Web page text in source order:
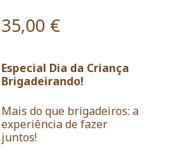
35,00 €
Especial Dia da Criança
Brigadeirando!
Mais do que brigadeiros: a
experiência de fazer
juntos!